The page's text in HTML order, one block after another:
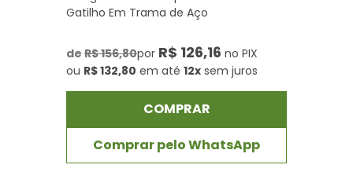
Gatilho Em Trama de Aço
de R$ 156,80por R$ 126,16 no PIX
ou R$ 132,80 em até 12x sem juros
COMPRAR
Comprar pelo WhatsApp